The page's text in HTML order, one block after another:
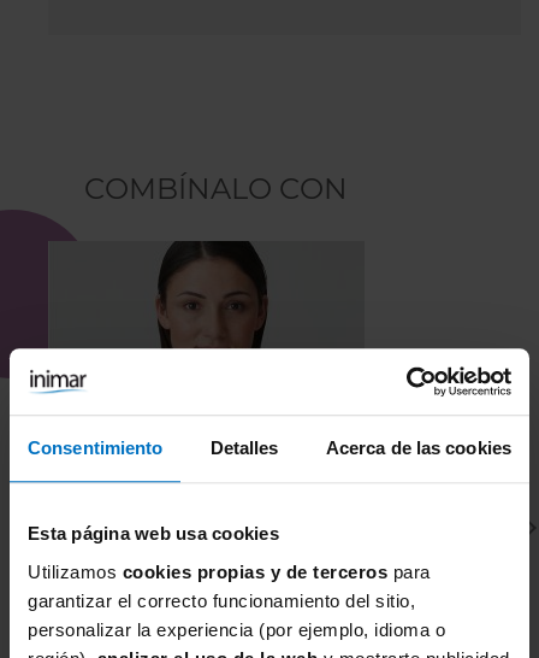
Consentimiento Detalles Acerca de las cookies
Esta página web usa cookies
Utilizamos cookies propias y de terceros para
garantizar el correcto funcionamiento del sitio,
personalizar la experiencia (por ejemplo, idioma o
COMBÍNALO CON